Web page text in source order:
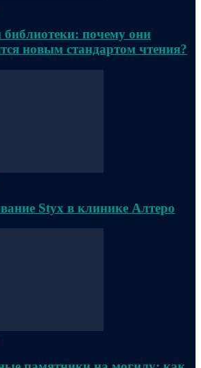
почему они
новым стандартом чтения?
Styx в клинике Алтеро